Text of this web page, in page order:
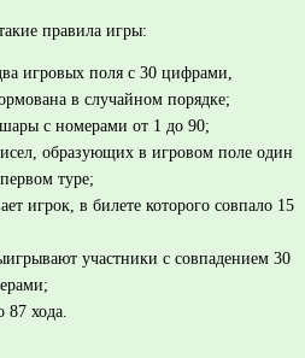
правила игры:
игровых поля с 30 цифрами,
в случайном порядке;
с номерами от 1 до 90;
образующих в игровом поле один
туре;
игрок, в билете которого совпало 15
участники с совпадением 30
87 хода.